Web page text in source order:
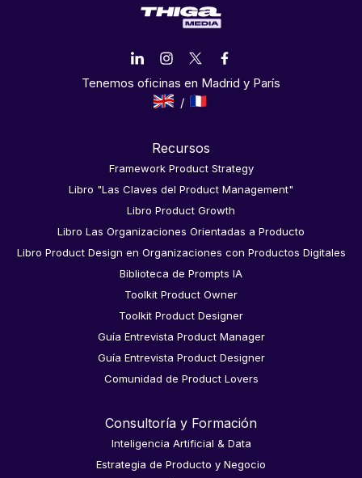
Tenemos oficinas en Madrid y París
Recursos
Framework Product Strategy
Libro "Las Claves del Product Management"
Libro Product Growth
Libro Las Organizaciones Orientadas a Producto
Libro Product Design en Organizaciones con Productos Digitales
Biblioteca de Prompts IA
Toolkit Product Owner
Toolkit Product Designer
Guía Entrevista Product Manager
Guía Entrevista Product Designer
Comunidad de Product Lovers
Consultoría y Formación
Inteligencia Artificial & Data
Estrategia de Producto y Negocio